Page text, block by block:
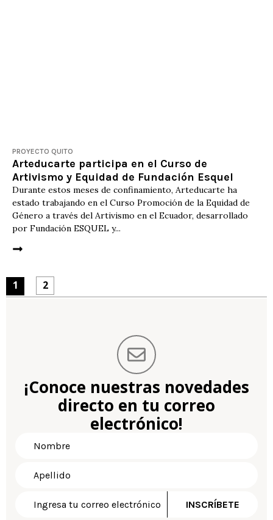
PROYECTO QUITO
Arteducarte participa en el Curso de
Artivismo y Equidad de Fundación Esquel
Durante estos meses de confinamiento, Arteducarte ha
estado trabajando en el Curso Promoción de la Equidad de
Género a través del Artivismo en el Ecuador, desarrollado
por Fundación ESQUEL y...
1 2
¡Conoce nuestras novedades
directo en tu correo
electrónico!